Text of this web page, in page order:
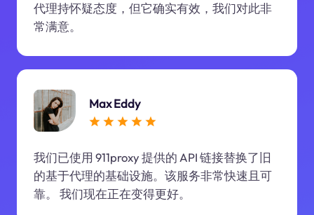
代理持怀疑态度，但它确实有效，我们对此非
常满意。
Max Eddy
我们已使用 911proxy 提供的 API 链接替换了旧
的基于代理的基础设施。该服务非常快速且可
靠。 我们现在正在变得更好。